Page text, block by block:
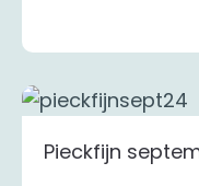
Pieckfijn